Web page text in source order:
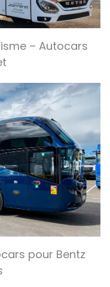
– Autocars
pour Bentz